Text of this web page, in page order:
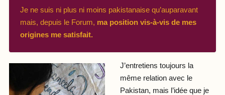
Je ne suis ni plus ni moins pakistanaise qu’auparavant
mais, depuis le Forum, ma position vis-à-vis de mes
origines me satisfait.
J’entretiens toujours la
même relation avec le
Pakistan, mais l’idée que je